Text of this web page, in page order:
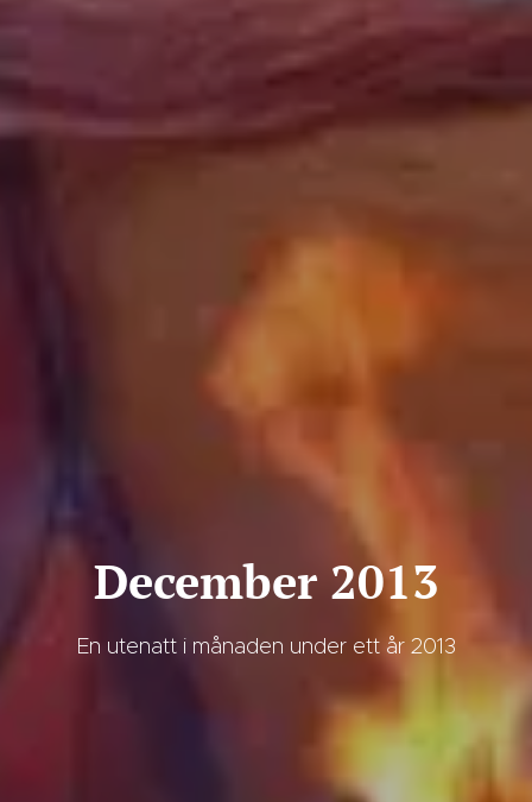
December 2013
En utenatt i månaden under ett år 2013